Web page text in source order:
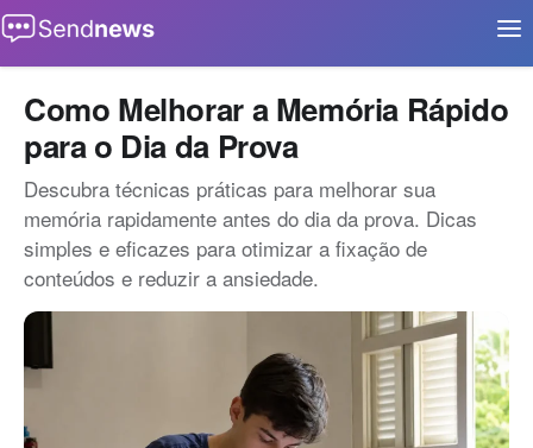
Início
Aplicativos
Eventos
Notícias
Como Melhorar a Memória Rápido
para o Dia da Prova
Descubra técnicas práticas para melhorar sua
memória rapidamente antes do dia da prova. Dicas
simples e eficazes para otimizar a fixação de
conteúdos e reduzir a ansiedade.